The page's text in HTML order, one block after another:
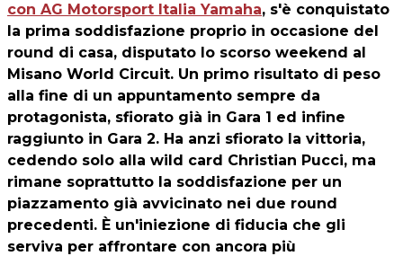
con AG Motorsport Italia Yamaha, s'è conquistato
la prima soddisfazione proprio in occasione del
round di casa, disputato lo scorso weekend al
Misano World Circuit. Un primo risultato di peso
alla fine di un appuntamento sempre da
protagonista, sfiorato già in Gara 1 ed infine
raggiunto in Gara 2. Ha anzi sfiorato la vittoria,
cedendo solo alla wild card Christian Pucci, ma
rimane soprattutto la soddisfazione per un
piazzamento già avvicinato nei due round
precedenti. È un'iniezione di fiducia che gli
serviva per affrontare con ancora più